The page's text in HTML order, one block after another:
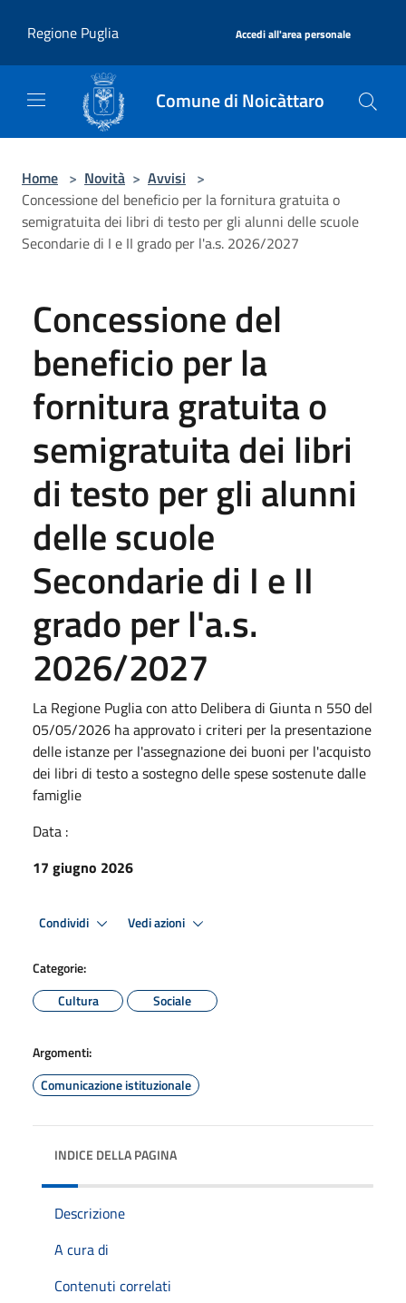
Regione Puglia
Accedi all'area personale
Comune di Noicàttaro
Home > Novità > Avvisi >
Concessione del beneficio per la fornitura gratuita o
semigratuita dei libri di testo per gli alunni delle scuole
Secondarie di I e II grado per l'a.s. 2026/2027
Concessione del
beneficio per la
fornitura gratuita o
semigratuita dei libri
di testo per gli alunni
delle scuole
Secondarie di I e II
grado per l'a.s.
2026/2027
La Regione Puglia con atto Delibera di Giunta n 550 del
05/05/2026 ha approvato i criteri per la presentazione
delle istanze per l'assegnazione dei buoni per l'acquisto
dei libri di testo a sostegno delle spese sostenute dalle
famiglie
Data :
17 giugno 2026
Condividi Vedi azioni
Categorie:
Cultura
Sociale
Argomenti:
Comunicazione istituzionale
INDICE DELLA PAGINA
Descrizione
A cura di
Contenuti correlati